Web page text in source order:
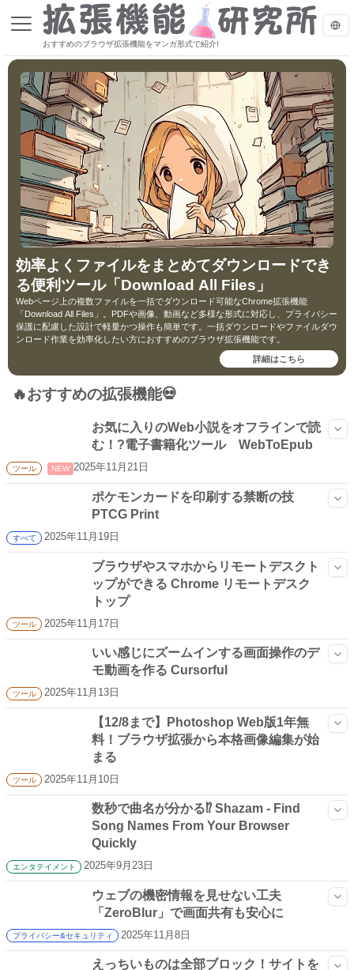
おすすめのブラウザ拡張機能をマンガ形式で紹介!
拡張機能研究所｜ブラウザ拡張機能をマンガで紹介
拡張機能研究所｜ブラウザ拡張機能をマンガで紹介
効率よくファイルをまとめてダウンロードでき
る便利ツール「Download All Files」
Webページ上の複数ファイルを一括でダウンロード可能なChrome拡張機能
「Download All Files」。PDFや画像、動画など多様な形式に対応し、プライバシー
保護に配慮した設計で軽量かつ操作も簡単です。一括ダウンロードやファイルダウ
ンロード作業を効率化したい方におすすめのブラウザ拡張機能です。
詳細はこちら
🔥おすすめの拡張機能💀
お気に入りのWeb小説をオフラインで読
む！?電子書籍化ツール WebToEpub
ツール NEW 2025年11月21日
ポケモンカードを印刷する禁断の技
PTCG Print
すべて 2025年11月19日
ブラウザやスマホからリモートデスクト
ップができる Chrome リモートデスク
トップ
ツール 2025年11月17日
いい感じにズームインする画面操作のデ
モ動画を作る Cursorful
ツール 2025年11月13日
【12/8まで】Photoshop Web版1年無
料！ブラウザ拡張から本格画像編集が始
まる
ツール 2025年11月10日
数秒で曲名が分かる⁉ Shazam - Find
Song Names From Your Browser
Quickly
エンタテイメント 2025年9月23日
ウェブの機密情報を見せない工夫
「ZeroBlur」で画面共有も安心に
プライバシー&セキュリティ 2025年11月8日
えっちいものは全部ブロック！サイトを